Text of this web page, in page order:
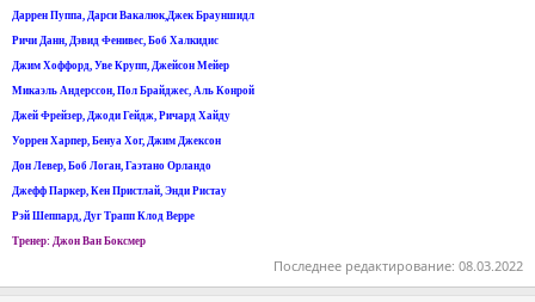
Даррен Пуппа, Дарси Вакалюк,Джек Брауншидл
Ричи Данн, Дэвид Фенивес, Боб Халкидис
Джим Хоффорд, Уве Крупп, Джейсон Мейер
Микаэль Андерссон, Пол Брайджес, Аль Конрой
Джей Фрейзер, Джоди Гейдж, Ричард Хайду
Уоррен Харпер, Бенуа Хог, Джим Джексон
Дон Левер, Боб Логан, Гаэтано Орландо
Джефф Паркер, Кен Пристлай, Энди Ристау
Рэй Шеппард, Дуг Трапп Клод Верре
Тренер: Джон Ван Боксмер
Последнее редактирование: 08.03.2022